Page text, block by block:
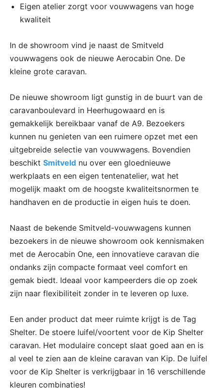
Eigen atelier zorgt voor vouwwagens van hoge
kwaliteit
In de showroom vind je naast de Smitveld
vouwwagens ook de nieuwe Aerocabin One. De
kleine grote caravan.
De nieuwe showroom ligt gunstig in de buurt van de
caravanboulevard in Heerhugowaard en is
gemakkelijk bereikbaar vanaf de A9. Bezoekers
kunnen nu genieten van een ruimere opzet met een
uitgebreide selectie van vouwwagens. Bovendien
beschikt Smitveld nu over een gloednieuwe
werkplaats en een eigen tentenatelier, wat het
mogelijk maakt om de hoogste kwaliteitsnormen te
handhaven en de productie in eigen huis te doen.
Naast de bekende Smitveld-vouwwagens kunnen
bezoekers in de nieuwe showroom ook kennismaken
met de Aerocabin One, een innovatieve caravan die
ondanks zijn compacte formaat veel comfort en
gemak biedt. Ideaal voor kampeerders die op zoek
zijn naar flexibiliteit zonder in te leveren op luxe.
Een ander product dat meer ruimte krijgt is de Tag
Shelter. De stoere luifel/voortent voor de Kip Shelter
caravan. Het modulaire concept slaat goed aan en is
al veel te zien aan de kleine caravan van Kip. De luifel
voor de Kip Shelter is verkrijgbaar in 16 verschillende
kleuren combinaties!